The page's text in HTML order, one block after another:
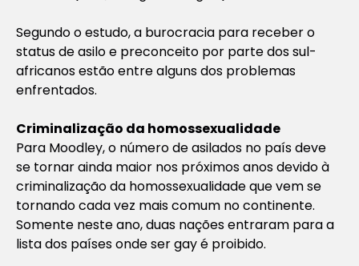
Segundo o estudo, a burocracia para receber o
status de asilo e preconceito por parte dos sul-
africanos estão entre alguns dos problemas
enfrentados.
Criminalização da homossexualidade
Para Moodley, o número de asilados no país deve
se tornar ainda maior nos próximos anos devido à
criminalização da homossexualidade que vem se
tornando cada vez mais comum no continente.
Somente neste ano, duas nações entraram para a
lista dos países onde ser gay é proibido.